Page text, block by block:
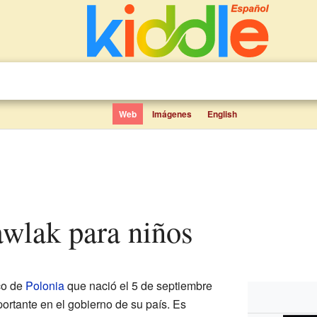
Web Imágenes English
para niños
de Poloniaque nació el 5 de septiembre
en el gobierno de su país. Es